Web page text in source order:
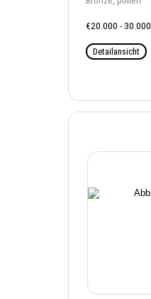
€20.000 - 30.000
Detailansicht